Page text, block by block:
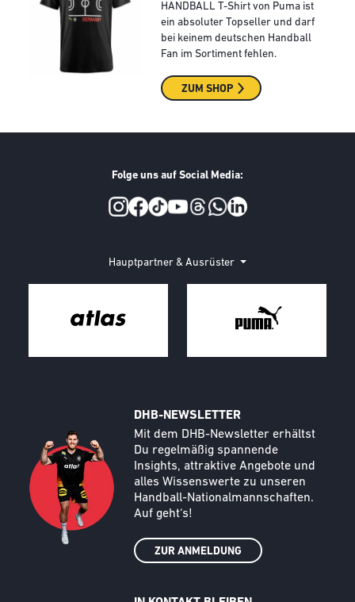
HANDBALL T-Shirt von Puma ist
ein absoluter Topseller und darf
bei keinem deutschen Handball
Fan im Sortiment fehlen.
ZUM SHOP
Folge uns auf Social Media:
Hauptpartner & Ausrüster
DHB-NEWSLETTER
Text
Mit dem DHB-Newsletter erhältst
Du regelmäßig spannende
Insights, attraktive Angebote und
alles Wissenswerte zu unseren
Handball-Nationalmannschaften.
Auf geht‘s!
ZUR ANMELDUNG